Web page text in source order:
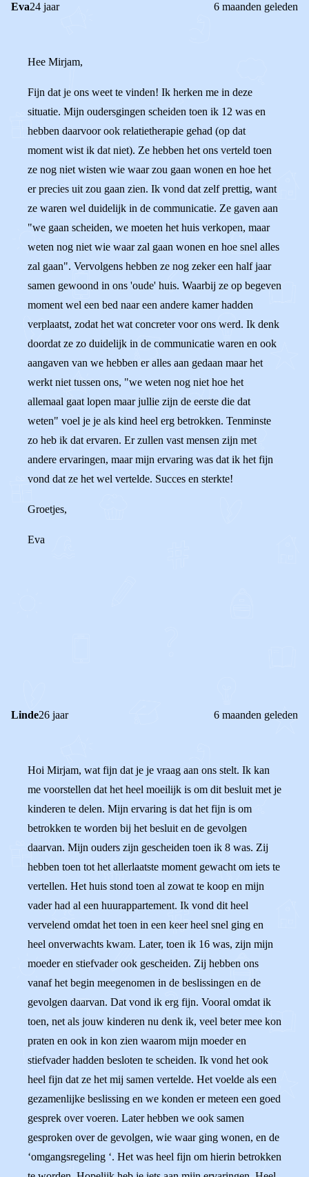
Eva24 jaar 6 maanden geleden
Hee Mirjam,
Fijn dat je ons weet te vinden! Ik herken me in deze
situatie. Mijn oudersgingen scheiden toen ik 12 was en
hebben daarvoor ook relatietherapie gehad (op dat
moment wist ik dat niet). Ze hebben het ons verteld toen
ze nog niet wisten wie waar zou gaan wonen en hoe het
er precies uit zou gaan zien. Ik vond dat zelf prettig, want
ze waren wel duidelijk in de communicatie. Ze gaven aan
"we gaan scheiden, we moeten het huis verkopen, maar
weten nog niet wie waar zal gaan wonen en hoe snel alles
zal gaan". Vervolgens hebben ze nog zeker een half jaar
samen gewoond in ons 'oude' huis. Waarbij ze op begeven
moment wel een bed naar een andere kamer hadden
verplaatst, zodat het wat concreter voor ons werd. Ik denk
doordat ze zo duidelijk in de communicatie waren en ook
aangaven van we hebben er alles aan gedaan maar het
werkt niet tussen ons, "we weten nog niet hoe het
allemaal gaat lopen maar jullie zijn de eerste die dat
weten" voel je je als kind heel erg betrokken. Tenminste
zo heb ik dat ervaren. Er zullen vast mensen zijn met
andere ervaringen, maar mijn ervaring was dat ik het fijn
vond dat ze het wel vertelde. Succes en sterkte!
Groetjes,
Eva
Linde26 jaar 6 maanden geleden
Hoi Mirjam, wat fijn dat je je vraag aan ons stelt. Ik kan
me voorstellen dat het heel moeilijk is om dit besluit met je
kinderen te delen. Mijn ervaring is dat het fijn is om
betrokken te worden bij het besluit en de gevolgen
daarvan. Mijn ouders zijn gescheiden toen ik 8 was. Zij
hebben toen tot het allerlaatste moment gewacht om iets te
vertellen. Het huis stond toen al zowat te koop en mijn
vader had al een huurappartement. Ik vond dit heel
vervelend omdat het toen in een keer heel snel ging en
heel onverwachts kwam. Later, toen ik 16 was, zijn mijn
moeder en stiefvader ook gescheiden. Zij hebben ons
vanaf het begin meegenomen in de beslissingen en de
gevolgen daarvan. Dat vond ik erg fijn. Vooral omdat ik
toen, net als jouw kinderen nu denk ik, veel beter mee kon
praten en ook in kon zien waarom mijn moeder en
stiefvader hadden besloten te scheiden. Ik vond het ook
heel fijn dat ze het mij samen vertelde. Het voelde als een
gezamenlijke beslissing en we konden er meteen een goed
gesprek over voeren. Later hebben we ook samen
gesproken over de gevolgen, wie waar ging wonen, en de
‘omgangsregeling ‘. Het was heel fijn om hierin betrokken